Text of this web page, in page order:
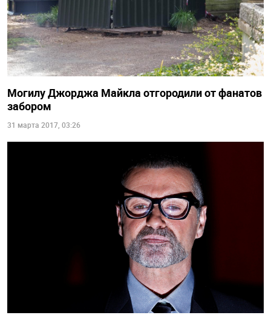
Могилу Джорджа Майкла отгородили от фанатов
забором
31 марта 2017, 03:26